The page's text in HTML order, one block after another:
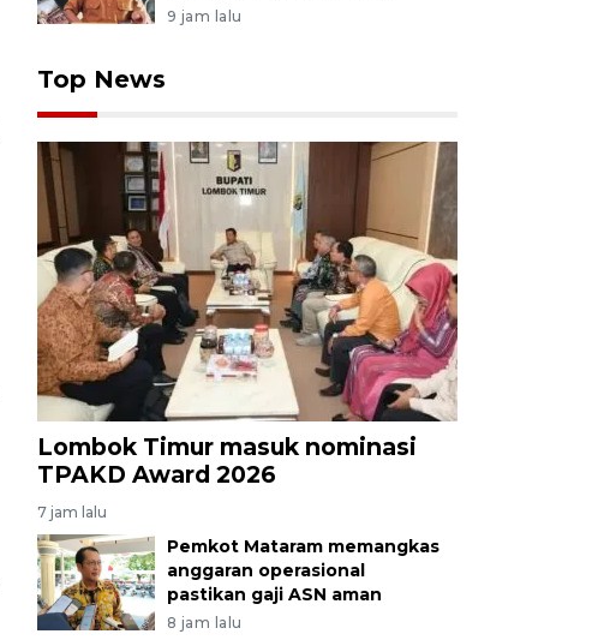
9 jam lalu
Top News
Lombok Timur masuk nominasi
TPAKD Award 2026
7 jam lalu
Pemkot Mataram memangkas
anggaran operasional
pastikan gaji ASN aman
8 jam lalu